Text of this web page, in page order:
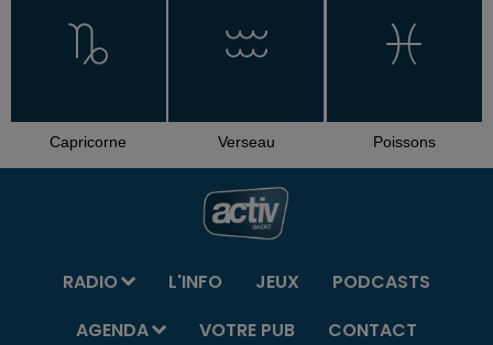
Capricorne Verseau Poissons
RADIO L'INFO JEUX
PODCASTS
AGENDA
VOTRE PUB CONTACT